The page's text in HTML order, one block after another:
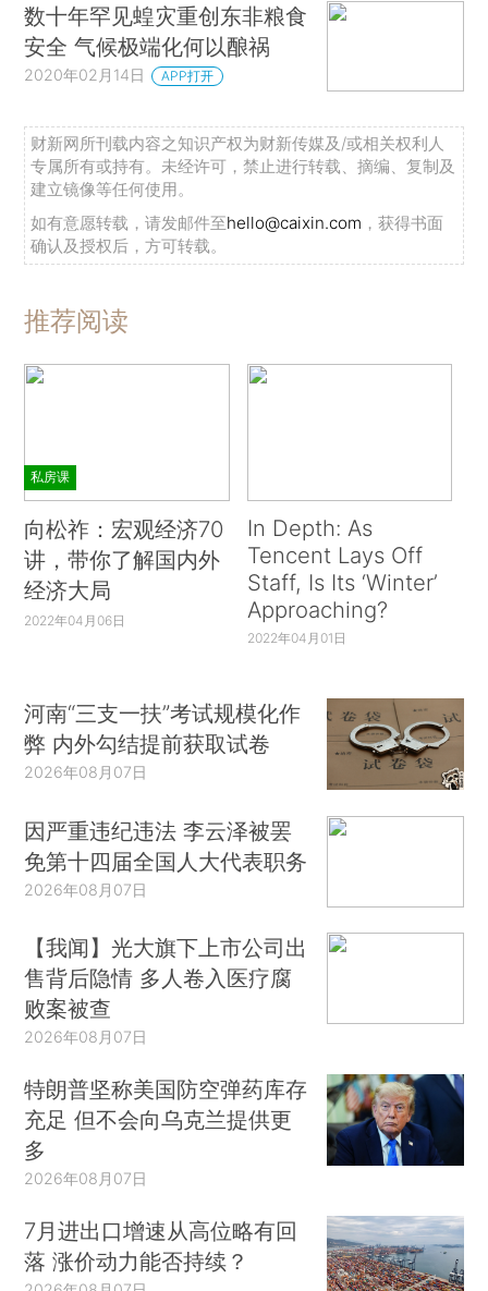
数十年罕见蝗灾重创东非粮食
安全 气候极端化何以酿祸
2020年02月14日 APP打开
财新网所刊载内容之知识产权为财新传媒及/或相关权利人
专属所有或持有。未经许可，禁止进行转载、摘编、复制及
建立镜像等任何使用。
如有意愿转载，请发邮件至hello@caixin.com ，获得书面
确认及授权后，方可转载。
推荐阅读
私房课
向松祚：宏观经济70
讲，带你了解国内外
经济大局
2022年04月06日
In Depth: As
Tencent Lays Off
Staff, Is Its ‘Winter’
Approaching?
2022年04月01日
河南“三支一扶”考试规模化作
弊 内外勾结提前获取试卷
2026年08月07日
因严重违纪违法 李云泽被罢
免第十四届全国人大代表职务
2026年08月07日
【我闻】光大旗下上市公司出
售背后隐情 多人卷入医疗腐
败案被查
2026年08月07日
特朗普坚称美国防空弹药库存
充足 但不会向乌克兰提供更
多
2026年08月07日
7月进出口增速从高位略有回
落 涨价动力能否持续？